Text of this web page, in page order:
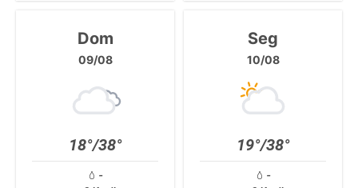
Dom
09/08
18°/38°
-
Seg
10/08
19°/38°
-